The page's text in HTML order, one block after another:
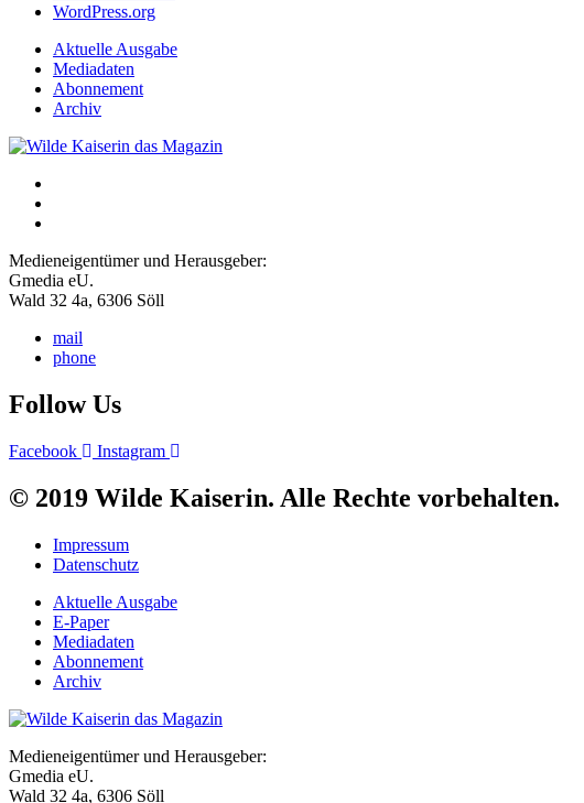
WordPress.org
Aktuelle Ausgabe
Mediadaten
Abonnement
Archiv
Medieneigentümer und Herausgeber:
Gmedia eU.
Wald 32 4a, 6306 Söll
mail
phone
Follow Us
Facebook Instagram
© 2019 Wilde Kaiserin. Alle Rechte vorbehalten.
Impressum
Datenschutz
Aktuelle Ausgabe
E-Paper
Mediadaten
Abonnement
Archiv
Medieneigentümer und Herausgeber:
Gmedia eU.
Wald 32 4a, 6306 Söll